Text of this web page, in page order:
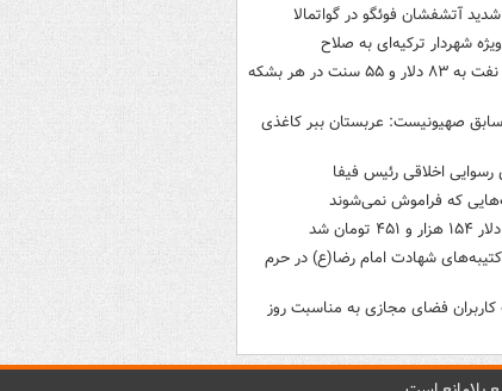
شدید آتشفشان فوئگو در گواتمالا
شهردار ترکیه‌ای به صلاح
قیمت نفت به ۸۳ دلار و ۵۵ سنت در هر بشکه
صهیونیست: عربستان ببر کاغذی
رسوایی اخلاقی رئیس فیفا
که فراموش نمی‌شوند
تومان شد
شهادت امام رضا(ع) در حرم
کاربران فضای مجازی به مناسبت روز